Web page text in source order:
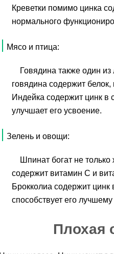
Креветки помимо цинка
нормального
Мясо и птица:
Говядина также один
говядина содержит
Индейка содержит цинк в
улучшает его усвоение.
Зелень и овощи:
Шпинат богат не
содержит витамин C и
Брокколиа содержит цинк
способствует его
Плохая